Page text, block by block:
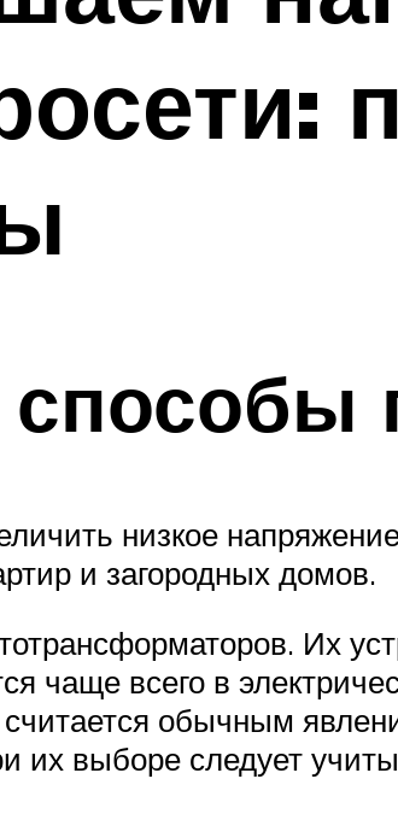
низкое
и загородных домов.
Их
чаще всего в
считается обычным
их выборе следует